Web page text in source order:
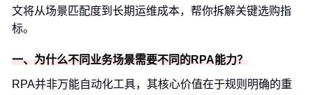
文将从场景匹配度到长期运维成本，帮你拆解关键选购指
标。
一、为什么不同业务场景需要不同的RPA能力？
RPA并非万能自动化工具，其核心价值在于规则明确的重